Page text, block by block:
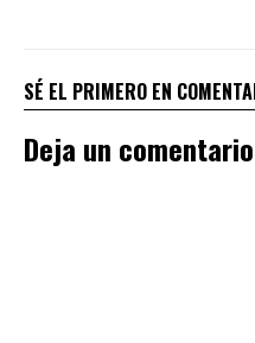
SÉ EL PRIMERO EN
Deja un comentario